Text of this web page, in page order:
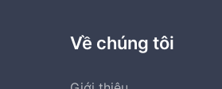
Về chúng tôi